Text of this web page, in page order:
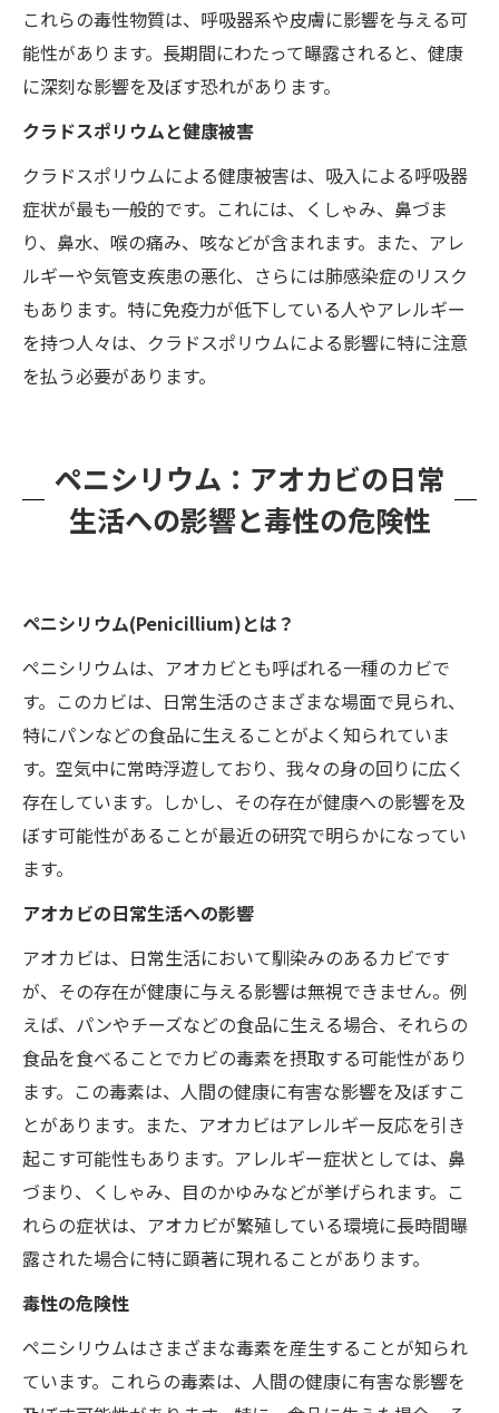
これらの毒性物質は、呼吸器系や皮膚に影響を与える可
能性があります。長期間にわたって曝露されると、健康
に深刻な影響を及ぼす恐れがあります。
クラドスポリウムと健康被害
クラドスポリウムによる健康被害は、吸入による呼吸器
症状が最も一般的です。これには、くしゃみ、鼻づま
り、鼻水、喉の痛み、咳などが含まれます。また、アレ
ルギーや気管支疾患の悪化、さらには肺感染症のリスク
もあります。特に免疫力が低下している人やアレルギー
を持つ人々は、クラドスポリウムによる影響に特に注意
を払う必要があります。
ペニシリウム：アオカビの日常
生活への影響と毒性の危険性
ペニシリウム(Penicillium)とは？
ペニシリウムは、アオカビとも呼ばれる一種のカビで
す。このカビは、日常生活のさまざまな場面で見られ、
特にパンなどの食品に生えることがよく知られていま
す。空気中に常時浮遊しており、我々の身の回りに広く
存在しています。しかし、その存在が健康への影響を及
ぼす可能性があることが最近の研究で明らかになってい
ます。
アオカビの日常生活への影響
アオカビは、日常生活において馴染みのあるカビです
が、その存在が健康に与える影響は無視できません。例
えば、パンやチーズなどの食品に生える場合、それらの
食品を食べることでカビの毒素を摂取する可能性があり
ます。この毒素は、人間の健康に有害な影響を及ぼすこ
とがあります。また、アオカビはアレルギー反応を引き
起こす可能性もあります。アレルギー症状としては、鼻
づまり、くしゃみ、目のかゆみなどが挙げられます。こ
れらの症状は、アオカビが繁殖している環境に長時間曝
露された場合に特に顕著に現れることがあります。
毒性の危険性
ペニシリウムはさまざまな毒素を産生することが知られ
ています。これらの毒素は、人間の健康に有害な影響を